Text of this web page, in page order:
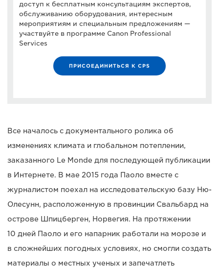
доступ к бесплатным консультациям экспертов,
обслуживанию оборудования, интересным
мероприятиям и специальным предложениям —
участвуйте в программе Canon Professional
Services
ПРИСОЕДИНИТЬСЯ К CPS
Все началось с документального ролика об
изменениях климата и глобальном потеплении,
заказанного Le Monde для последующей публикации
в Интернете. В мае 2015 года Паоло вместе с
журналистом поехал на исследовательскую базу Ню-
Олесунн, расположенную в провинции Свальбард на
острове Шпицберген, Норвегия. На протяжении
10 дней Паоло и его напарник работали на морозе и
в сложнейших погодных условиях, но смогли создать
материалы о местных ученых и запечатлеть